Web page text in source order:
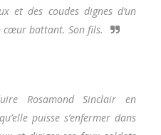
et des coudes dignes d’un
cœur battant. Son fils.
Rosamond Sinclair en
puisse s’enfermer dans